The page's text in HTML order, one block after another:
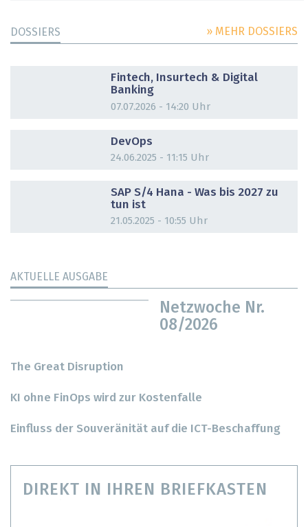
DOSSIERS » MEHR DOSSIERS
Fintech, Insurtech & Digital
Banking
07.07.2026 - 14:20 Uhr
DevOps
24.06.2025 - 11:15 Uhr
SAP S/4 Hana - Was bis 2027 zu
tun ist
21.05.2025 - 10:55 Uhr
AKTUELLE AUSGABE
Netzwoche Nr.
08/2026
The Great Disruption
KI ohne FinOps wird zur Kostenfalle
Einfluss der Souveränität auf die ICT-Beschaffung
DIREKT IN IHREN BRIEFKASTEN